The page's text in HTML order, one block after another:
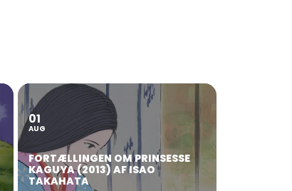
01
AUG
FORTÆLLINGEN OM PRINSESSE
KAGUYA (2013) AF ISAO
TAKAHATA